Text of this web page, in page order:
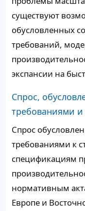
существуют
обусловленных
требований,
экспансии на
Спрос,
требованиями и
Спрос
требованиями к
спецификациям
нормативным
Европе и